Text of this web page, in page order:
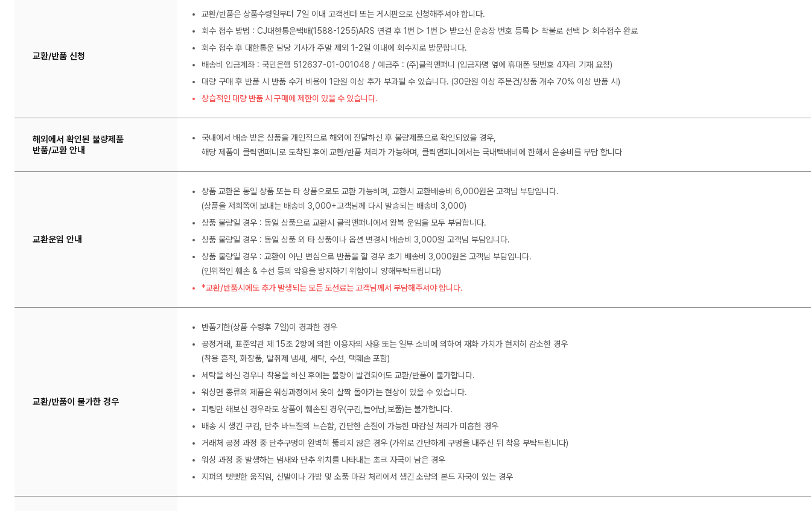
교환/반품 신청
교환/반품은 상품수령일부터 7일 이내 고객센터 또는 게시판으로 신청해주셔야 합니다.
회수 접수 방법 : CJ대한통운택배(1588-1255)ARS 연결 후 1번 ▷ 1번 ▷ 받으신 운송장 번호 등록 ▷ 착불로 선택 ▷ 회수접수 완료
회수 접수 후 대한통운 담당 기사가 주말 제외 1-2일 이내에 회수지로 방문합니다.
배송비 입금계좌 : 국민은행 512637-01-001048 / 예금주 : (주)클릭앤퍼니 (입금자명 옆에 휴대폰 뒷번호 4자리 기재 요청)
대량 구매 후 반품 시 반품 수거 비용이 1만원 이상 추가 부과될 수 있습니다. (30만원 이상 주문건/상품 개수 70% 이상 반품 시)
상습적인 대량 반품 시 구매에 제한이 있을 수 있습니다.
해외에서 확인된 불량제품
반품/교환 안내
국내에서 배송 받은 상품을 개인적으로 해외에 전달하신 후 불량제품으로 확인되었을 경우,
해당 제품이 클릭앤퍼니로 도착된 후에 교환/반품 처리가 가능하며, 클릭앤퍼니에서는 국내택배비에 한해서 운송비를 부담 합니다
교환운임 안내
상품 교환은 동일 상품 또는 타 상품으로도 교환 가능하며, 교환시 교환배송비 6,000원은 고객님 부담입니다.
(상품을 저희쪽에 보내는 배송비 3,000+고객님께 다시 발송되는 배송비 3,000)
상품 불량일 경우 : 동일 상품으로 교환시 클릭앤퍼니에서 왕복 운임을 모두 부담합니다.
상품 불량일 경우 : 동일 상품 외 타 상품이나 옵션 변경시 배송비 3,000원 고객님 부담입니다.
상품 불량일 경우 : 교환이 아닌 변심으로 반품을 할 경우 초기 배송비 3,000원은 고객님 부담입니다.
(인위적인 훼손 & 수선 등의 악용을 방지하기 위함이니 양해부탁드립니다)
*교환/반품시에도 추가 발생되는 모든 도선료는 고객님께서 부담해주셔야 합니다.
교환/반품이 불가한 경우
반품기한(상품 수령후 7일)이 경과한 경우
공정거래, 표준약관 제 15조 2항에 의한 이용자의 사용 또는 일부 소비에 의하여 재화 가치가 현저히 감소한 경우
(착용 흔적, 화장품, 탈취제 냄새, 세탁, 수선, 택훼손 포함)
세탁을 하신 경우나 착용을 하신 후에는 불량이 발견되어도 교환/반품이 불가합니다.
워싱면 종류의 제품은 워싱과정에서 옷이 살짝 돌아가는 현상이 있을 수 있습니다.
피팅만 해보신 경우라도 상품이 훼손된 경우(구김,늘어남,보풀)는 불가합니다.
배송 시 생긴 구김, 단추 바느질의 느슨함, 간단한 손질이 가능한 마감실 처리가 미흡한 경우
거래처 공정 과정 중 단추구멍이 완벽히 뚫리지 않은 경우 (가위로 간단하게 구멍을 내주신 뒤 착용 부탁드립니다)
워싱 과정 중 발생하는 냄새와 단추 위치를 나타내는 초크 자국이 남은 경우
지퍼의 뻣뻣한 움직임, 신발이나 가방 및 소품 마감 처리에서 생긴 소량의 본드 자국이 있는 경우